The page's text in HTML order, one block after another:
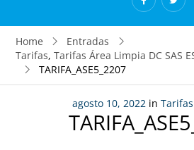
Home
Entradas
Tarifas, Tarifas Área Limpia DC SAS
TARIFA_ASE5_2207
agosto 10, 2022 in